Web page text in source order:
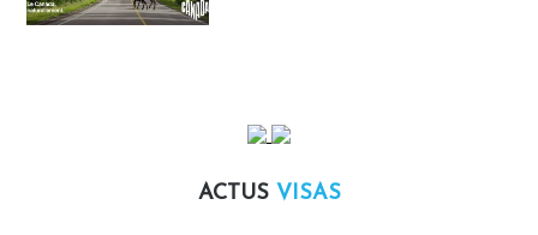
ACTUS VISAS